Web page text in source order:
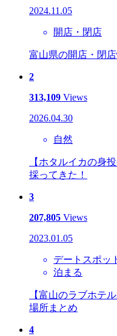
2024.11.05
開店・閉店
富山県の開店・閉
2
313,109 Views
2026.04.30
自然
【ホタルイカの身
採ってきた！
3
207,805 Views
2023.01.05
デートスポッ
泊まる
【富山のラブホテ
場所まとめ
4